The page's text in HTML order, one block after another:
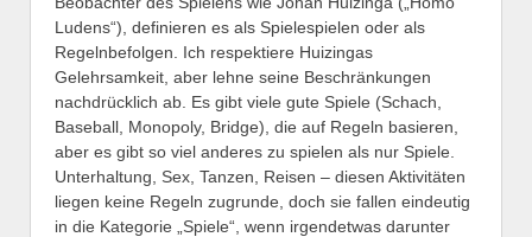
Ludens“), definieren es als Spielespielen oder als
Regelnbefolgen. Ich respektiere Huizingas
Gelehrsamkeit, aber lehne seine Beschränkungen
nachdrücklich ab. Es gibt viele gute Spiele (Schach,
Baseball, Monopoly, Bridge), die auf Regeln basieren,
aber es gibt so viel anderes zu spielen als nur Spiele.
Unterhaltung, Sex, Tanzen, Reisen – diesen Aktivitäten
liegen keine Regeln zugrunde, doch sie fallen eindeutig
in die Kategorie „Spiele“, wenn irgendetwas darunter